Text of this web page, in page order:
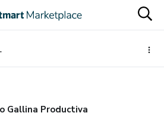
Gallina Productiva